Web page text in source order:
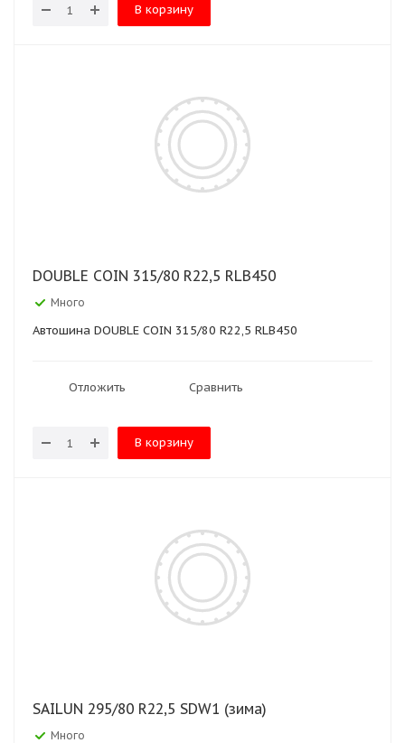
В корзину
DOUBLE COIN 315/80 R22,5 RLB450
Много
Автошина DOUBLE COIN 315/80 R22,5 RLB450
Отложить Сравнить
В корзину
SAILUN 295/80 R22,5 SDW1 (зима)
Много